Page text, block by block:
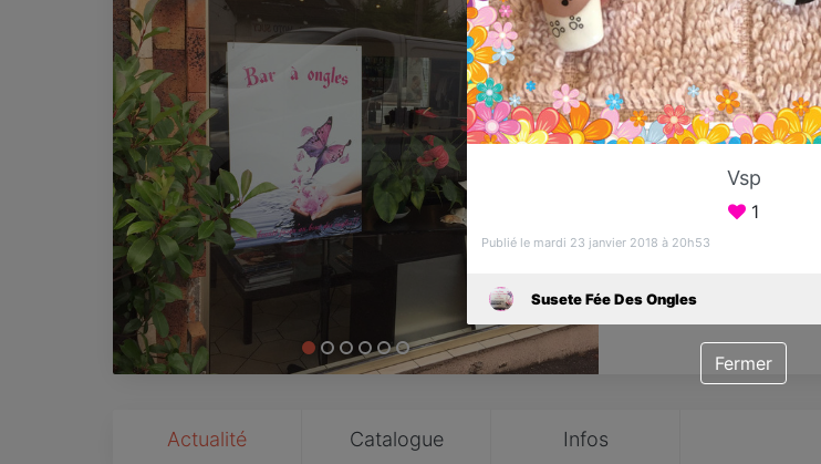
Favori
Ouvre Mardi dès
Actualité Catalogue Infos
Vsp
1
Publié le mardi 23 janvier 2018 à 20h53
Susete Fée Des Ongles
Fermer